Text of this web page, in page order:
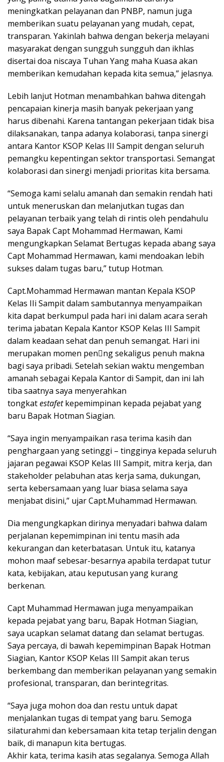
meningkatkan pelayanan dan PNBP, namun juga
memberikan suatu pelayanan yang mudah, cepat,
transparan. Yakinlah bahwa dengan bekerja melayani
masyarakat dengan sungguh sungguh dan ikhlas
disertai doa niscaya Tuhan Yang maha Kuasa akan
memberikan kemudahan kepada kita semua,” jelasnya.
Lebih lanjut Hotman menambahkan bahwa ditengah
pencapaian kinerja masih banyak pekerjaan yang
harus dibenahi. Karena tantangan pekerjaan tidak bisa
dilaksanakan, tanpa adanya kolaborasi, tanpa sinergi
antara Kantor KSOP Kelas III Sampit dengan seluruh
pemangku kepentingan sektor transportasi. Semangat
kolaborasi dan sinergi menjadi prioritas kita bersama.
“Semoga kami selalu amanah dan semakin rendah hati
untuk meneruskan dan melanjutkan tugas dan
pelayanan terbaik yang telah di rintis oleh pendahulu
saya Bapak Capt Mohammad Hermawan, Kami
mengungkapkan Selamat Bertugas kepada abang saya
Capt Mohammad Hermawan, kami mendoakan lebih
sukses dalam tugas baru,” tutup Hotman.
Capt.Mohammad Hermawan mantan Kepala KSOP
Kelas IIi Sampit dalam sambutannya menyampaikan
kita dapat berkumpul pada hari ini dalam acara serah
terima jabatan Kepala Kantor KSOP Kelas III Sampit
dalam keadaan sehat dan penuh semangat. Hari ini
merupakan momen pen􏰀ng sekaligus penuh makna
bagi saya pribadi. Setelah sekian waktu mengemban
amanah sebagai Kepala Kantor di Sampit, dan ini lah
tiba saatnya saya menyerahkan
tongkatestafetkepemimpinan kepada pejabat yang
baru Bapak Hotman Siagian.
“Saya ingin menyampaikan rasa terima kasih dan
penghargaan yang setinggi – tingginya kepada seluruh
jajaran pegawai KSOP Kelas III Sampit, mitra kerja, dan
stakeholder pelabuhan atas kerja sama, dukungan,
serta kebersamaan yang luar biasa selama saya
menjabat disini,” ujar Capt.Muhammad Hermawan.
Dia mengungkapkan dirinya menyadari bahwa dalam
perjalanan kepemimpinan ini tentu masih ada
kekurangan dan keterbatasan. Untuk itu, katanya
mohon maaf sebesar-besarnya apabila terdapat tutur
kata, kebijakan, atau keputusan yang kurang
berkenan.
Capt Muhammad Hermawan juga menyampaikan
kepada pejabat yang baru, Bapak Hotman Siagian,
saya ucapkan selamat datang dan selamat bertugas.
Saya percaya, di bawah kepemimpinan Bapak Hotman
Siagian, Kantor KSOP Kelas III Sampit akan terus
berkembang dan memberikan pelayanan yang semakin
profesional, transparan, dan berintegritas.
“Saya juga mohon doa dan restu untuk dapat
menjalankan tugas di tempat yang baru. Semoga
silaturahmi dan kebersamaan kita tetap terjalin dengan
baik, di manapun kita bertugas.
Akhir kata, terima kasih atas segalanya. Semoga Allah